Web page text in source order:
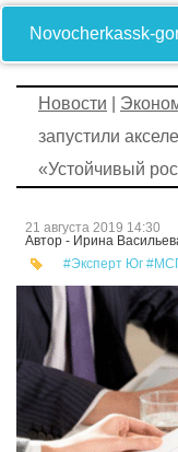
Novocherkassk-
Новости
запустили
«Устойчивый
21 августа 2019 14:30
Автор - Ирина
#Эксперт Юг